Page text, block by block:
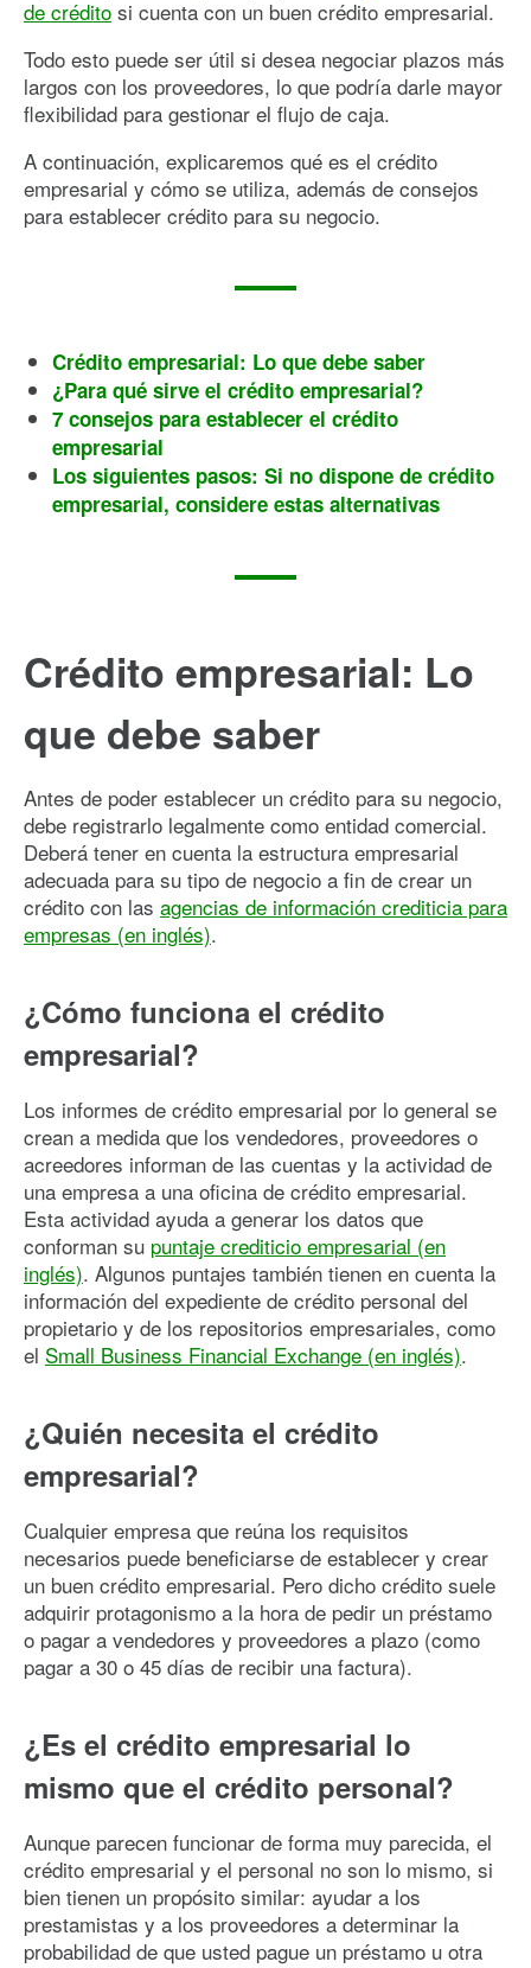
de crédito si cuenta con un buen crédito empresarial.
Todo esto puede ser útil si desea negociar plazos más
largos con los proveedores, lo que podría darle mayor
flexibilidad para gestionar el flujo de caja.
A continuación, explicaremos qué es el crédito
empresarial y cómo se utiliza, además de consejos
para establecer crédito para su negocio.
Crédito empresarial: Lo que debe saber
¿Para qué sirve el crédito empresarial?
7 consejos para establecer el crédito
empresarial
Los siguientes pasos: Si no dispone de crédito
empresarial, considere estas alternativas
Crédito empresarial: Lo
que debe saber
Antes de poder establecer un crédito para su negocio,
debe registrarlo legalmente como entidad comercial.
Deberá tener en cuenta la estructura empresarial
adecuada para su tipo de negocio a fin de crear un
crédito con las agencias de información crediticia para
empresas (en inglés).
¿Cómo funciona el crédito
empresarial?
Los informes de crédito empresarial por lo general se
crean a medida que los vendedores, proveedores o
acreedores informan de las cuentas y la actividad de
una empresa a una oficina de crédito empresarial.
Esta actividad ayuda a generar los datos que
conforman su puntaje crediticio empresarial (en
inglés). Algunos puntajes también tienen en cuenta la
información del expediente de crédito personal del
propietario y de los repositorios empresariales, como
el Small Business Financial Exchange (en inglés).
¿Quién necesita el crédito
empresarial?
Cualquier empresa que reúna los requisitos
necesarios puede beneficiarse de establecer y crear
un buen crédito empresarial. Pero dicho crédito suele
adquirir protagonismo a la hora de pedir un préstamo
o pagar a vendedores y proveedores a plazo (como
pagar a 30 o 45 días de recibir una factura).
¿Es el crédito empresarial lo
mismo que el crédito personal?
Aunque parecen funcionar de forma muy parecida, el
crédito empresarial y el personal no son lo mismo, si
bien tienen un propósito similar: ayudar a los
prestamistas y a los proveedores a determinar la
probabilidad de que usted pague un préstamo u otra